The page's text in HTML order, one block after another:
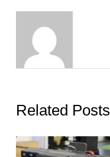
Related Posts